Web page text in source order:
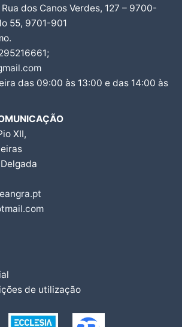
dos Canos Verdes, 127 – 9700-
55, 9701-901
das 09:00 às 13:00 e das 14:00 às
XII,
de utilização